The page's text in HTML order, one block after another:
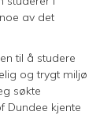
av det
til å studere
og trygt miljø
søkte
Dundee kjente